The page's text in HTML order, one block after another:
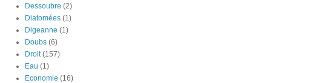
Dessoubre (2)
Diatomées (1)
Digeanne (1)
Doubs (6)
Droit (157)
Eau (1)
Economie (16)